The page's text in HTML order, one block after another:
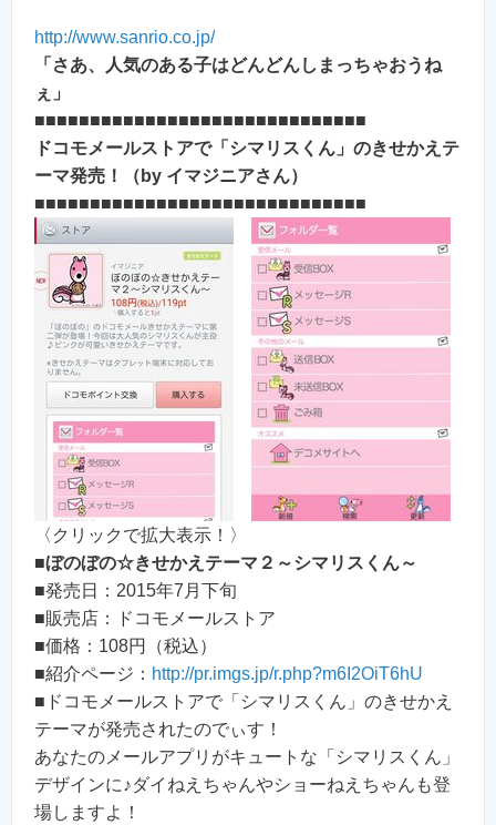
http://www.sanrio.co.jp/
「さあ、人気のある子はどんどんしまっちゃおうね
ぇ」
■■■■■■■■■■■■■■■■■■■■■■■■■■■■■■
ドコモメールストアで「シマリスくん」のきせかえテ
ーマ発売！（by イマジニアさん）
■■■■■■■■■■■■■■■■■■■■■■■■■■■■■■
〈クリックで拡大表示！〉
■ぼのぼの☆きせかえテーマ２～シマリスくん～
■発売日：2015年7月下旬
■販売店：ドコモメールストア
■価格：108円（税込）
■紹介ページ： http://pr.imgs.jp/r.php?m6I2OiT6hU
■ドコモメールストアで「シマリスくん」のきせかえ
テーマが発売されたのでぃす！
あなたのメールアプリがキュートな「シマリスくん」
デザインに♪ダイねえちゃんやショーねえちゃんも登
場しますよ！